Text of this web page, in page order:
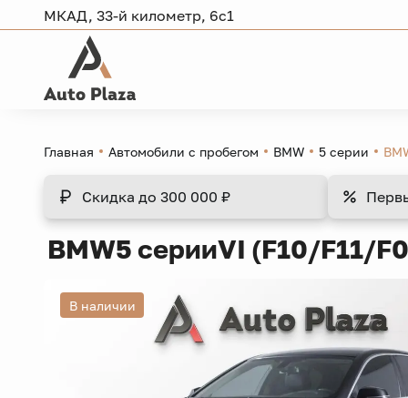
МКАД, 33-й километр, 6с1
Главная Автомобили с пробегом BMW 5 серии
Скидка до 300 000 ₽
BMW5 серииVI (F10/F11/
В наличии